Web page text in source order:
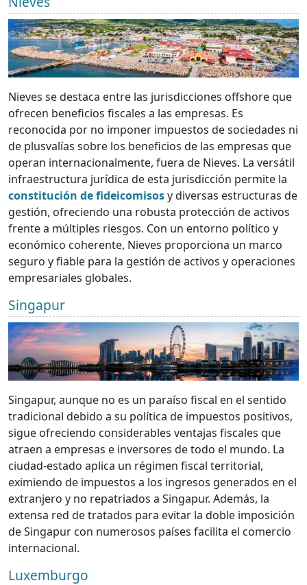
Nieves se destaca entre las jurisdicciones offshore que
ofrecen beneficios fiscales a las empresas. Es
reconocida por no imponer impuestos de sociedades ni
de plusvalías sobre los beneficios de las empresas que
operan internacionalmente, fuera de Nieves. La versátil
infraestructura jurídica de esta jurisdicción permite la
constitución de fideicomisosy diversas estructuras de
gestión, ofreciendo una robusta protección de activos
frente a múltiples riesgos. Con un entorno político y
económico coherente, Nieves proporciona un marco
seguro y fiable para la gestión de activos y operaciones
empresariales globales.
Singapur
Singapur, aunque no es un paraíso fiscal en el sentido
tradicional debido a su política de impuestos positivos,
sigue ofreciendo considerables ventajas fiscales que
atraen a empresas e inversores de todo el mundo. La
ciudad-estado aplica un régimen fiscal territorial,
eximiendo de impuestos a los ingresos generados en el
extranjero y no repatriados a Singapur. Además, la
extensa red de tratados para evitar la doble imposición
de Singapur con numerosos países facilita el comercio
internacional.
Luxemburgo